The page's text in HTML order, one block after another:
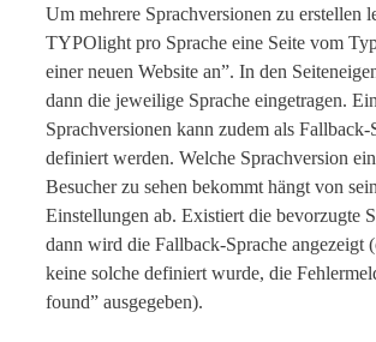
Um mehrere Sprachversionen zu erstellen
TYPOlight pro Sprache eine Seite vom
einer neuen Website an”. In den
dann die jeweilige Sprache eingetragen.
Sprachversionen kann zudem als Fallback-
definiert werden. Welche Sprachversion
Besucher zu sehen bekommt hängt von
Einstellungen ab. Existiert die bevorzugte
dann wird die Fallback-Sprache angezeigt
keine solche definiert wurde, die
found” ausgegeben).